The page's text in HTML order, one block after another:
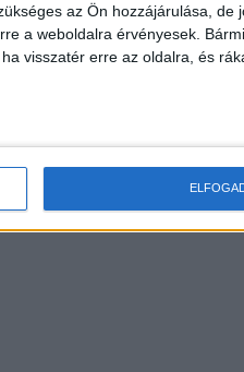
az Ön hozzájárulása, de
a weboldalra érvényesek.
visszatér erre az oldalra, és